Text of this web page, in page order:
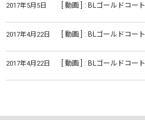
2017年5月5日 [ 動画 ] : BLゴールドコー
2017年4月22日 [ 動画 ] : BLゴールドコー
2017年4月22日 [ 動画 ] : BLゴールドコー